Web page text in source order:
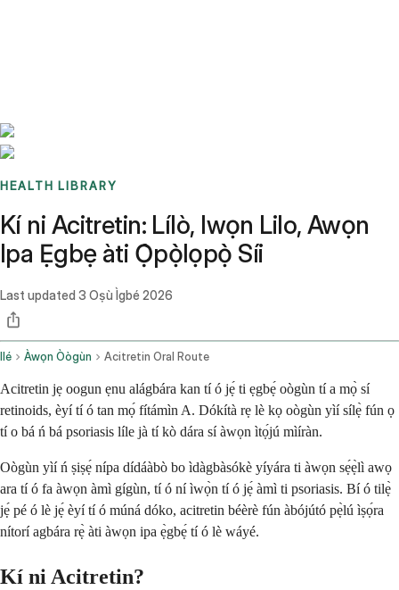
HEALTH LIBRARY
Kí ni Acitretin: Lílò, Iwọn Lilo, Awọn
Ipa Ẹgbẹ àti Ọ̀pọ̀lọpọ̀ Síi
Last updated 3 Oṣù Ìgbé 2026
Ilé Àwọn Òògùn Acitretin Oral Route
Acitretin jẹ oogun ẹnu alágbára kan tí ó jẹ́ ti ẹgbẹ́ oògùn tí a mọ̀ sí
retinoids, èyí tí ó tan mọ́ fítámìn A. Dókítà rẹ lè kọ oògùn yìí sílẹ̀ fún ọ
tí o bá ń bá psoriasis líle jà tí kò dára sí àwọn ìtọ́jú mìíràn.
Oògùn yìí ń ṣiṣẹ́ nípa dídáàbò bo ìdàgbàsókè yíyára ti àwọn sẹ́ẹ̀lì awọ
ara tí ó fa àwọn àmì gígùn, tí ó ní ìwọ̀n tí ó jẹ́ àmì ti psoriasis. Bí ó tilẹ̀
jẹ́ pé ó lè jẹ́ èyí tí ó múná dóko, acitretin béèrè fún àbójútó pẹ̀lú ìṣọ́ra
nítorí agbára rẹ̀ àti àwọn ipa ẹ̀gbẹ́ tí ó lè wáyé.
Kí ni Acitretin?